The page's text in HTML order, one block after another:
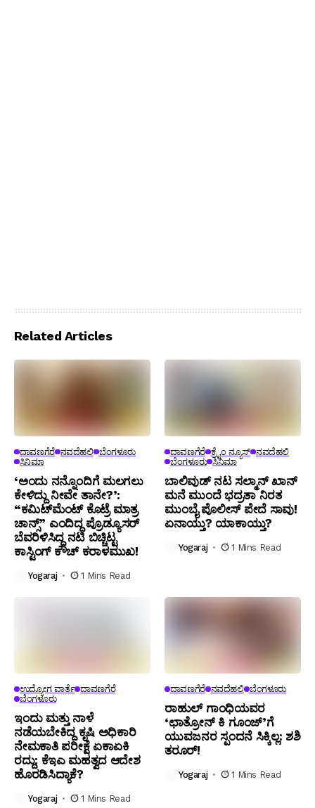
Related Articles
ದಾವಣಗೆರೆ ನವದೆಹಲಿ ಬೆಂಗಳೂರು
ಸಿನಿಮಾ
‘ಅಂದು ನನ್ನೊಂದಿಗೆ ಮಲಗಲು
ಕೇಳಿದ್ದು ನೀವೇ ತಾನೇ?’:
“ಕಮಿಟ್‌ಮೆಂಟ್ ಕೊಟ್ರೆ ಮಾತ್ರ
ಚಾನ್ಸ್” ಎಂದಿದ್ದ ಪ್ರೊಡ್ಯೂಸರ್
ಬೆವರಿಳಿಸಿದ್ದ ನಟಿ ಬಿಚ್ಚಿಟ್ಟ
ಕಾಸ್ಟಿಂಗ್ ಕೌಚ್ ಕರಾಳಮುಖ!
Yogaraj 1 Mins Read
ದಾವಣಗೆರೆ ಕ್ರೈಂ ನ್ಯೂಸ್ ನವದೆಹಲಿ
ಬೆಂಗಳೂರು ಸಿನಿಮಾ
ಬಾಲಿವುಡ್ ನಟ ಸಲ್ಮಾನ್ ಖಾನ್
ಮನೆ ಮುಂದೆ ಭದ್ರತಾ ನಿರತ
ಮುಂಬೈ ಪೊಲೀಸ್ ಪೇದೆ ಸಾವು!
ಏನಾಯ್ತು? ಯಾಕಾಯ್ತು?
Yogaraj 1 Mins Read
ಉದ್ಯೋಗ ವಾರ್ತೆ ದಾವಣಗೆರೆ
ಬೆಂಗಳೂರು
ಇಂದು ಮತ್ತು ನಾಳೆ
ನಡೆಯಬೇಕಿದ್ದ ಕೃಷಿ ಅಧಿಕಾರಿ
ನೇಮಕಾತಿ ಪರೀಕ್ಷೆ ಏಕಾಏಕಿ
ರದ್ದು: ಕೆಇಎ ಮಹತ್ವದ ಆದೇಶ
ಹೊರಡಿಸಿದ್ಯಾಕೆ?
Yogaraj 1 Mins Read
ದಾವಣಗೆರೆ ನವದೆಹಲಿ ಬೆಂಗಳೂರು
ರಾಹುಲ್ ಗಾಂಧಿಯವರ
‘ಛಾತ್ರೋನ್ ಕಿ ಗೂಂಜ್’ಗೆ
ಯುವಜನರ ಸ್ಪಂದನೆ ಸಿಕ್ಕಿಲ್ಲ: ಶಶಿ
ತರೂರ್!
Yogaraj 1 Mins Read